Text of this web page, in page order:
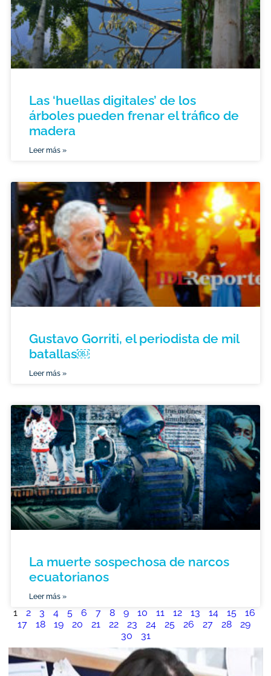
Las ‘huellas digitales’ de los
árboles pueden frenar el tráfico de
madera
Leer más »
Gustavo Gorriti, el periodista de mil
batallas￼
Leer más »
La muerte sospechosa de narcos
ecuatorianos
Leer más »
1 2 3 4 5 6 7 8 9 10 11 12 13 14 15
16
17
18 19 20 21 22 23 24 25 26 27 28
29
30
31